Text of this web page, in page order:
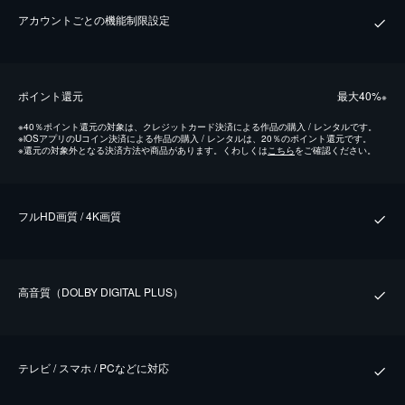
アカウントごとの機能制限設定
ポイント還元 最⼤40%※
※40％ポイント還元の対象は、クレジットカード決済による作品の購入 / レンタルです。
※iOSアプリのUコイン決済による作品の購入 / レンタルは、20％のポイント還元です。
※還元の対象外となる決済方法や商品があります。くわしくは こちらをご確認ください。
フルHD画質 / 4K画質
⾼⾳質（DOLBY DIGITAL PLUS）
テレビ / スマホ / PCなどに対応